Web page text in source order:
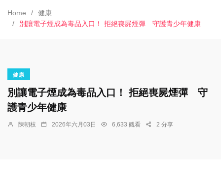
Home
健康
別讓電子煙成為毒品入口！ 拒絕喪屍煙彈 守護青少年健康
健康
別讓電子煙成為毒品入口！ 拒絕喪屍煙彈 守
護青少年健康
陳朝枝 2026年六月03日 6,633 觀看 2 分享